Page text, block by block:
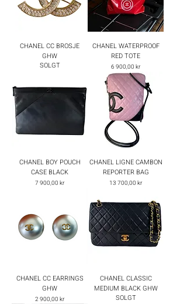
CHANEL CC BROSJE
GHW
SOLGT
CHANEL WATERPROOF
RED TOTE
Pris
6 900,00 kr
CHANEL BOY POUCH
CASE BLACK
Pris
7 900,00 kr
CHANEL LIGNE CAMBON
REPORTER BAG
Pris
13 700,00 kr
CHANEL CC EARRINGS
GHW
Pris
2 900,00 kr
CHANEL CLASSIC
MEDIUM BLACK GHW
SOLGT